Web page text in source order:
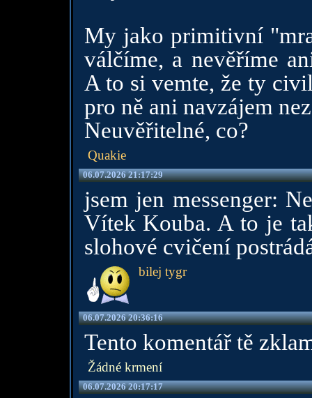
My jako primitivní
válčíme, a nevěříme
A to si vemte, že ty
pro ně ani navzájem
Neuvěřitelné, co?
Quakie
06.07.2026 21:17:29
jsem jen messenger:
Vítek Kouba. A to je
slohové cvičení
bilej tygr
06.07.2026 20:36:16
Tento komentář tě
Žádné krmení
06.07.2026 20:17:17